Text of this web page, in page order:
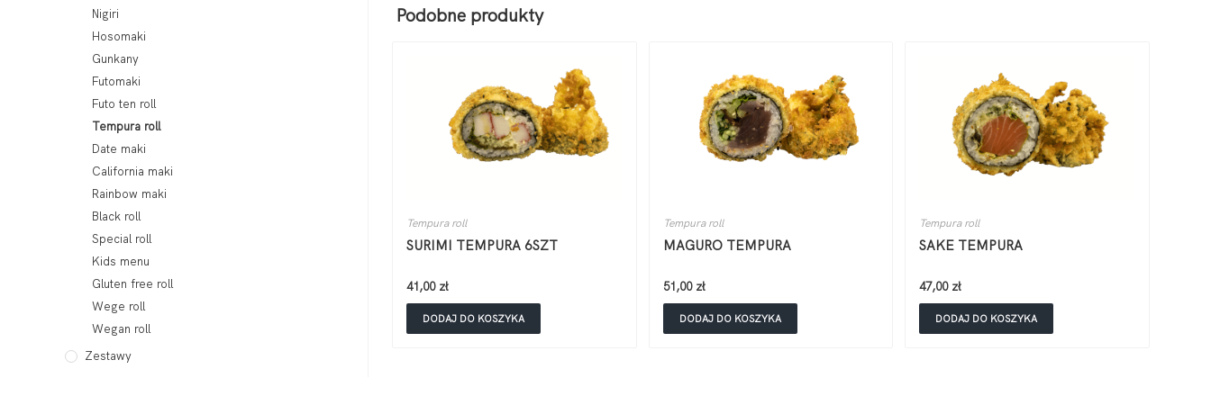
Podobne produkty
Tempura roll
SURIMI TEMPURA 6SZT
41,00 zł
DODAJ DO KOSZYKA
Tempura roll
MAGURO TEMPURA
51,00 zł
DODAJ DO KOSZYKA
Tempura roll
SAKE TEMPURA
47,00 zł
DODAJ DO KOSZYKA
Nigiri
Hosomaki
Gunkany
Futomaki
Futo ten roll
Tempura roll
Date maki
California maki
Rainbow maki
Black roll
Special roll
Kids menu
Gluten free roll
Wege roll
Wegan roll
Zestawy